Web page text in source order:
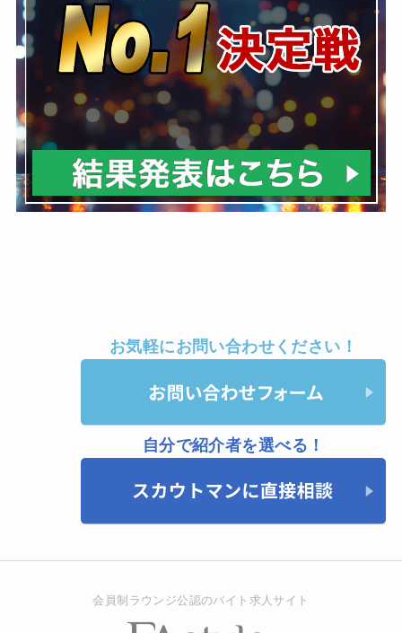
お気軽にお問い合わせください！
自分で紹介者を選べる！
会員制ラウンジ公認のバイト求人サイト